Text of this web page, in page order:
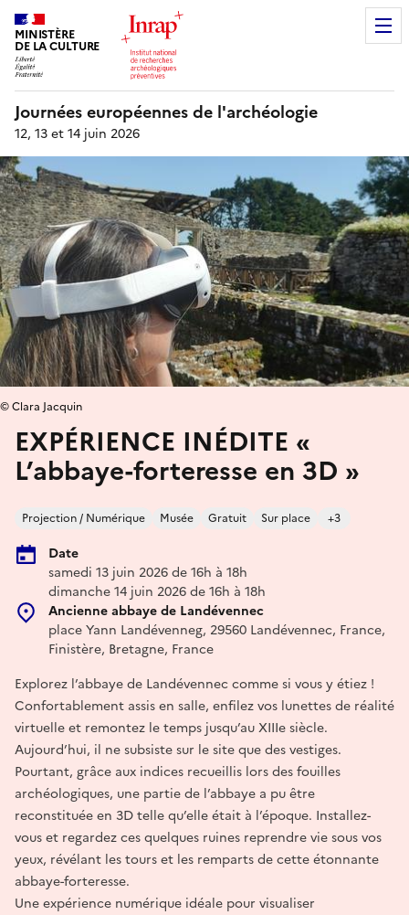
MINISTÈRE
DE LA CULTURE
Journées européennes de l'archéologie
12, 13 et 14 juin 2026
EXPÉRIENCE INÉDITE «
L’abbaye-forteresse en 3D »
Projection / Numérique Musée Gratuit Sur place +3
Date
samedi 13 juin 2026 de 16h à 18h
dimanche 14 juin 2026 de 16h à 18h
Ancienne abbaye de Landévennec
place Yann Landévenneg, 29560 Landévennec, France,
Finistère, Bretagne, France
© Clara Jacquin
Explorez l’abbaye de Landévennec comme si vous y étiez !
Confortablement assis en salle, enfilez vos lunettes de réalité
virtuelle et remontez le temps jusqu’au XIIIe siècle.
Aujourd’hui, il ne subsiste sur le site que des vestiges.
Pourtant, grâce aux indices recueillis lors des fouilles
archéologiques, une partie de l’abbaye a pu être
reconstituée en 3D telle qu’elle était à l’époque. Installez-
vous et regardez ces quelques ruines reprendre vie sous vos
yeux, révélant les tours et les remparts de cette étonnante
abbaye-forteresse.
Une expérience numérique idéale pour visualiser